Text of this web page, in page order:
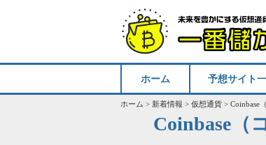
ホーム 予想サイト
ホーム > 新着情報 > 仮想通貨 > Coinbase
Coinbase（